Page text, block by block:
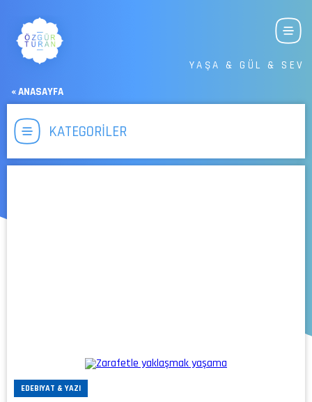
YAŞA & GÜL & SEV
« ANASAYFA
KATEGORİLER
EDEBIYAT & YAZI